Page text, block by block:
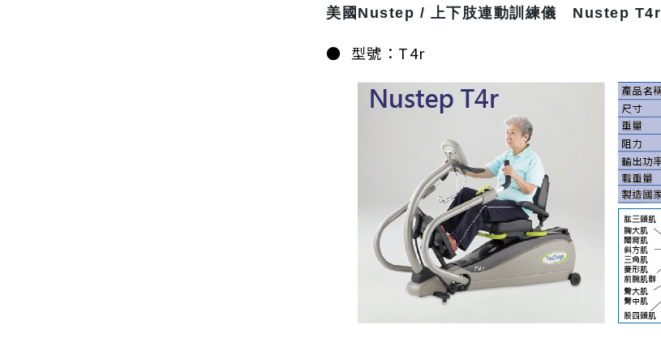
美國Nustep / 上下肢連動訓練儀 Nustep T4r
● 型號：T4r